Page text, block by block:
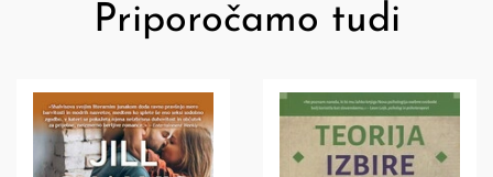
Priporočamo tudi